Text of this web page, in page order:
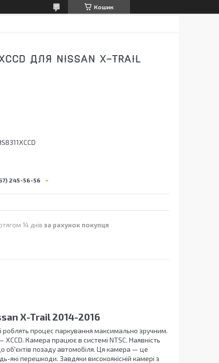
Кошик
ДЛЯ NISSAN X-TRAIL
245-56-56
14 днів за рахунок покупця
X-Trail 2014-2016
роблять процес паркування максимально зручним.
Камера працює в системі NTSC. Наявність
об'єктів позаду автомобіля. Ця камера — це
які перешкоди. Завдяки високоякісній камері з